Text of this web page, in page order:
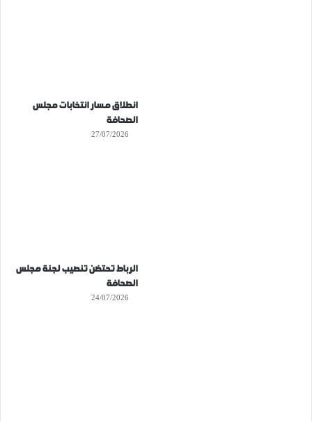
انطلاق مسار انتخابات مجلس
الصحافة
27/07/2026
الرباط تحتضن تنصيب لجنة مجلس
الصحافة
24/07/2026